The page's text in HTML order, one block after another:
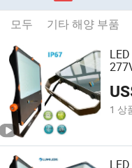
모두 기타 해양 부품
1 상